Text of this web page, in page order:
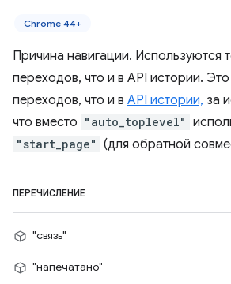
Chrome 44+
Причина навигации. Используются
переходов, что и в API истории.
переходов, что и в API истории, за
что вместо "auto_toplevel"
"start_page" (для обратной
ПЕРЕЧИСЛЕНИЕ
"связь"
"напечатано"